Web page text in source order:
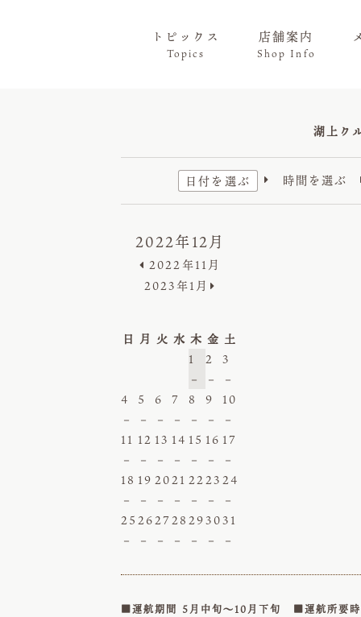
トピックス
Topics
店舗案内
Shop Info
湖上ク
日付を選ぶ  時間を選ぶ
2022年12月
2022年11月
2023年1月
日 月 火 水 木 金 土
1
－
2
－
3
－
4
－
5
－
6
－
7
－
8
－
9
－
10
－
11
－
12
－
13
－
14
－
15
－
16
－
17
－
18
－
19
－
20
－
21
－
22
－
23
－
24
－
25
－
26
－
27
－
28
－
29
－
30
－
31
－
■運航期間 5月中旬～10月下旬 ■運航所要